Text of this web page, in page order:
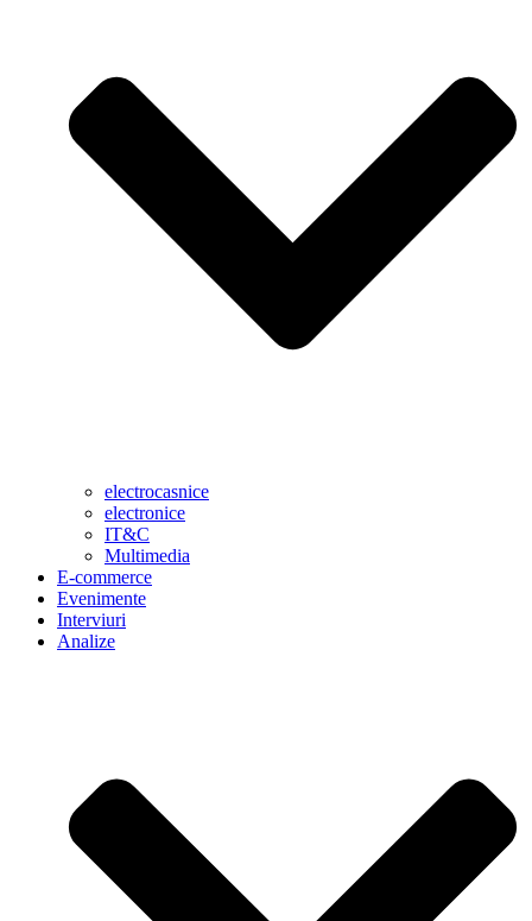
electrocasnice
electronice
IT&C
Multimedia
E-commerce
Evenimente
Interviuri
Analize